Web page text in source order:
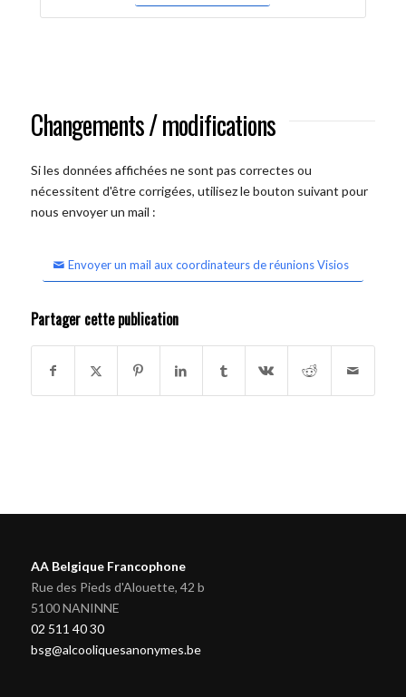
Changements / modifications
Si les données affichées ne sont pas correctes ou
nécessitent d'être corrigées, utilisez le bouton suivant pour
nous envoyer un mail :
Envoyer un mail aux coordinateurs de réunions Visios
Partager cette publication
AA Belgique Francophone
Rue des Pieds d'Alouette, 42 b
5100 NANINNE
02 511 40 30
bsg@alcooliquesanonymes.be